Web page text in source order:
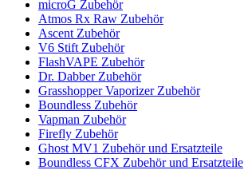
microG Zubehör
Atmos Rx Raw Zubehör
Ascent Zubehör
V6 Stift Zubehör
FlashVAPE Zubehör
Dr. Dabber Zubehör
Grasshopper Vaporizer Zubehör
Boundless Zubehör
Vapman Zubehör
Firefly Zubehör
Ghost MV1 Zubehör und Ersatzteile
Boundless CFX Zubehör und Ersatzteile